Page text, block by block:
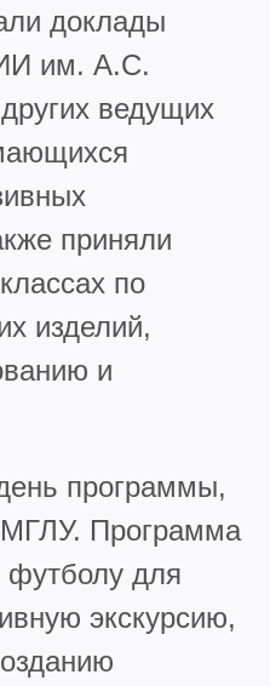
доклады
им. А.С.
ведущих
приняли
по
изделий,
и
программы,
Программа
футболу для
экскурсию,